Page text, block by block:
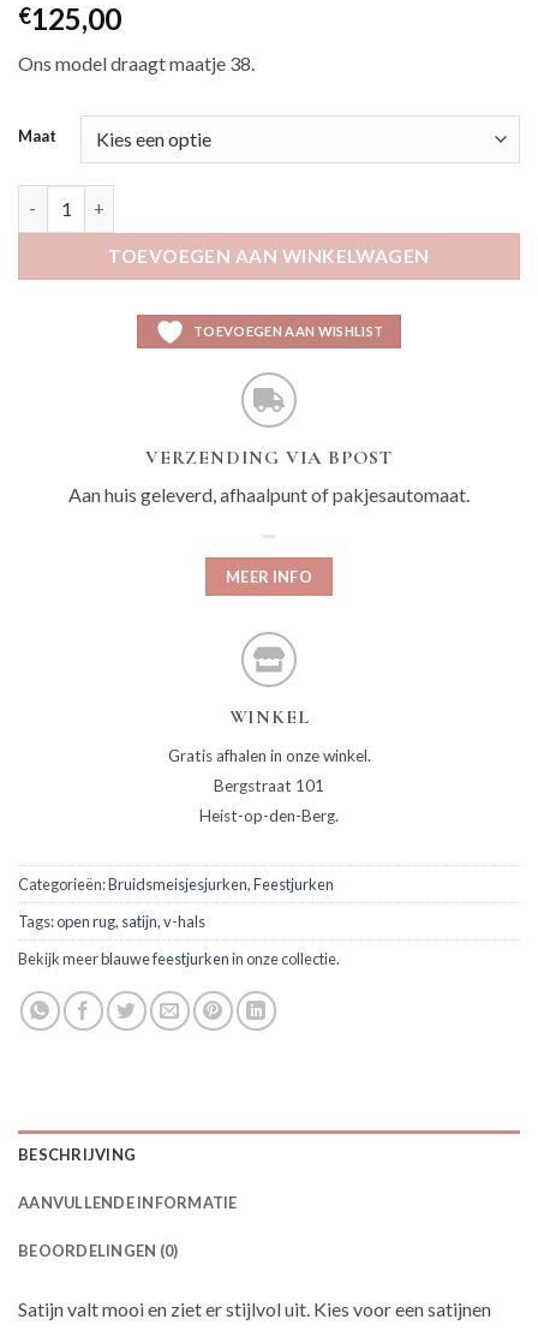
€125,00
Ons model draagt maatje 38.
Maat
TOEVOEGEN AAN WINKELWAGEN
TOEVOEGEN AAN WISHLIST
VERZENDING VIA BPOST
Aan huis geleverd, afhaalpunt of pakjesautomaat.
MEER INFO
WINKEL
Gratis afhalen in onze winkel.
Bergstraat 101
Heist-op-den-Berg.
Categorieën:Bruidsmeisjesjurken,Feestjurken
Tags:open rug, satijn,v-hals
Bekijk meerblauwe feestjurkenin onze collectie.
BESCHRIJVING
AANVULLENDE INFORMATIE
BEOORDELINGEN (0)
Satijn valt mooi en ziet er stijlvol uit. Kies voor een satijnen